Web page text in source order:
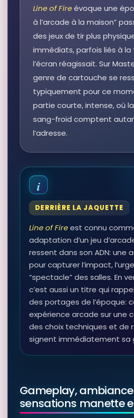
Line of Fireévoque une
à l’arcade à la maison”
des jeux de tir plus
immédiats, parfois liés à
l’écran réagissait. Sur
genre de cartouche se
typiquement pour ce
partie courte, intense, où
sang-froid comptent
l’adresse.
DERRIÈRE LA JAQUETTE
Line of Fireest connu
adaptation d’un jeu
ressent dans son ADN: une
pour capturer l’impact,
“spectacle” des salles. En
c’est aussi un titre qui
des portages de l’époque:
expérience arcade sur une
des choix techniques et de
signent immédiatement sa
Gameplay,
sensations manette